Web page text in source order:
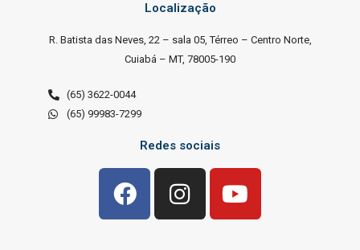
Localização
R. Batista das Neves, 22 – sala 05, Térreo – Centro Norte,
Cuiabá – MT, 78005-190
(65) 3622-0044
(65) 99983-7299
Redes sociais